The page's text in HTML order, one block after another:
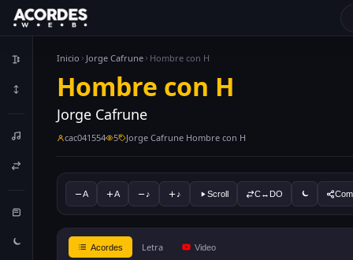
Inicio Jorge Cafrune Hombre con H
Hombre con H
Jorge Cafrune
cac041554 5 Jorge Cafrune Hombre con H
A A ♪ ♪ Scroll C↔DO
Acordes Letra Video